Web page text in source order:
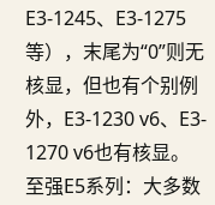
E3-1245、E3-1275
等），末尾为“0”则无
核显，但也有个别例
外，E3-1230 v6、E3-
1270 v6也有核显。
至强E5系列：大多数